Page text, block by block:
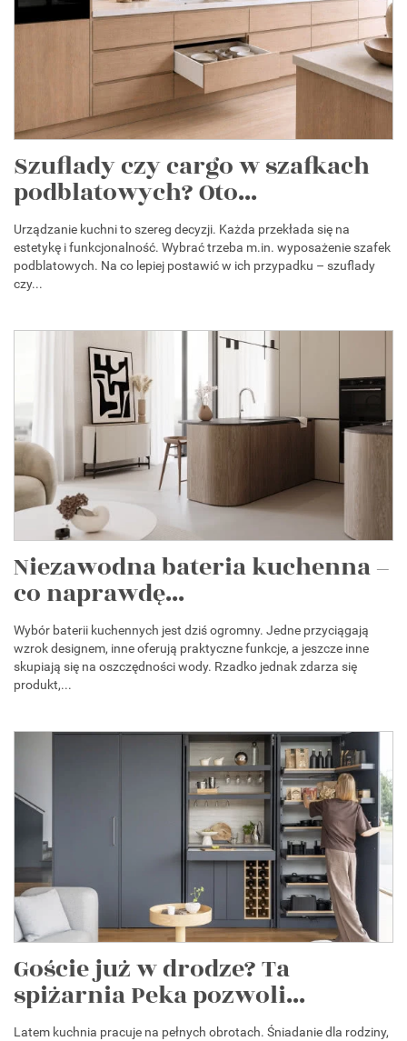
Szuflady czy cargo w szafkach
podblatowych? Oto...
Urządzanie kuchni to szereg decyzji. Każda przekłada się na
estetykę i funkcjonalność. Wybrać trzeba m.in. wyposażenie szafek
podblatowych. Na co lepiej postawić w ich przypadku – szuflady
czy...
Niezawodna bateria kuchenna –
co naprawdę...
Wybór baterii kuchennych jest dziś ogromny. Jedne przyciągają
wzrok designem, inne oferują praktyczne funkcje, a jeszcze inne
skupiają się na oszczędności wody. Rzadko jednak zdarza się
produkt,...
Goście już w drodze? Ta
spiżarnia Peka pozwoli...
Latem kuchnia pracuje na pełnych obrotach. Śniadanie dla rodziny,